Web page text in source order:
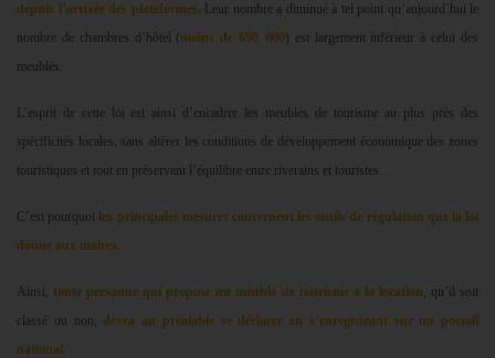
depuis l’arrivée des plateformes. Leur nombre a diminué à tel point qu’aujourd’hui le
nombre de chambres d’hôtel ( moins de 650 000) est largement inférieur à celui des
meublés.
L’esprit de cette loi est ainsi d’encadrer les meublés de tourisme au plus près des
spécificités locales, sans altérer les conditions de développement économique des zones
touristiques et tout en préservant l’équilibre entre riverains et touristes.
C’est pourquoi les principales mesures concernent les outils de régulation que la loi
donne aux maires.
Ainsi, toute personne qui propose un meublé de tourisme à la location, qu’il soit
classé ou non, devra au préalable se déclarer en s’enregistrant sur un portail
national.